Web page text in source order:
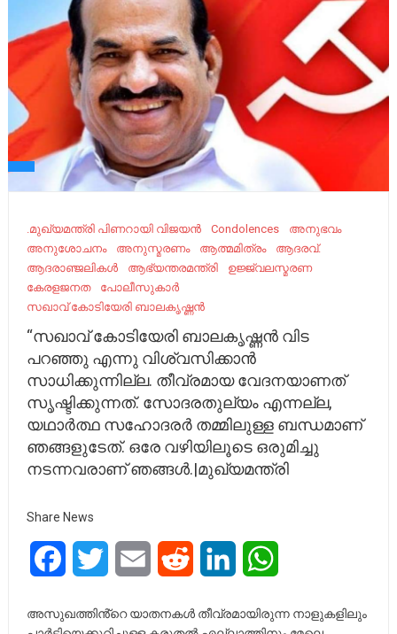
.മുഖ്യമന്ത്രി പിണറായി വിജയൻ Condolences
അനുഭവം
അനുശോചനം
അനുസ്മരണം ആത്മമിത്രം
ആദരവ്.
ആദരാഞ്ജലികൾ
ആഭ്യന്തരമന്ത്രി
ഉജ്ജ്വലസ്മരണ
കേരളജനത
പോലീസുകാർ
സഖാവ് കോടിയേരി ബാലകൃഷ്ണൻ
“സഖാവ് കോടിയേരി ബാലകൃഷ്ണൻ വിട
പറഞ്ഞു എന്നു വിശ്വസിക്കാൻ
സാധിക്കുന്നില്ല. തീവ്രമായ വേദനയാണത്
സൃഷ്ടിക്കുന്നത്. സോദരതുല്യം എന്നല്ല,
യഥാർത്ഥ സഹോദരർ തമ്മിലുള്ള ബന്ധമാണ്
ഞങ്ങളുടേത്. ഒരേ വഴിയിലൂടെ ഒരുമിച്ചു
നടന്നവരാണ് ഞങ്ങൾ.|മുഖ്യമന്ത്രി
Share News
FacebookTwitter Email Reddit LinkedIn
അസുഖത്തിൻ്റെ യാതനകൾ തീവ്രമായിരുന്ന നാളുകളിലും